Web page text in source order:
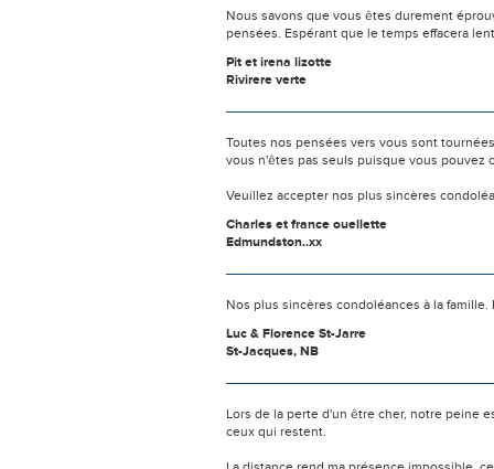
Nous savons que vous êtes durement
pensées. Espérant que le temps effacera
Pit et irena lizotte
Rivirere verte
Toutes nos pensées vers vous sont
vous n'êtes pas seuls puisque vous pouvez
Veuillez accepter nos plus sincères
Charles et france ouellette
Edmundston..xx
Nos plus sincères condoléances à la
Luc & Florence St-Jarre
St-Jacques, NB
Lors de la perte d'un être cher, notre peine
ceux qui restent.